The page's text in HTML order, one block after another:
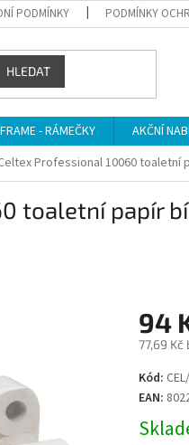
PODMÍNKY PODMÍNKY
HLEDAT
- RÁMEČKY
AKČNÍ
Professional 10060 toaletní
toaletní papír
94
77,69 Kč
Měrná
cena:
Kód:
EAN: